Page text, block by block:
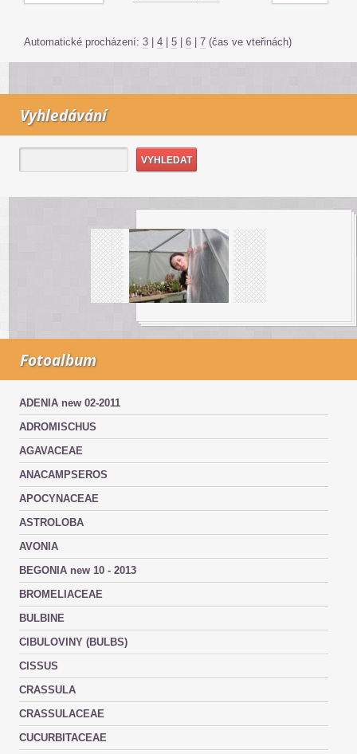
Automatické procházení: 3 | 4 | 5 | 6 | 7 (čas ve vteřinách)
Vyhledávání
Fotoalbum
ADENIA new 02-2011
ADROMISCHUS
AGAVACEAE
ANACAMPSEROS
APOCYNACEAE
ASTROLOBA
AVONIA
BEGONIA new 10 - 2013
BROMELIACEAE
BULBINE
CIBULOVINY (BULBS)
CISSUS
CRASSULA
CRASSULACEAE
CUCURBITACEAE